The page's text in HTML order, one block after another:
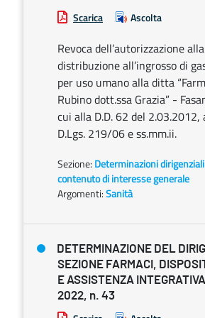
Scarica Ascolta
Revoca dell’autorizzazione alla
distribuzione all’ingrosso di
per uso umano alla ditta
Rubino dott.ssa Grazia” -
cui alla D.D. 62 del 2.03.2012,
D.Lgs. 219/06 e ss.mm.ii.
Sezione: Determinazioni
contenuto di interesse generale
Argomenti:Sanità
DETERMINAZIONE DEL
SEZIONE FARMACI,
E ASSISTENZA
2022, n. 43